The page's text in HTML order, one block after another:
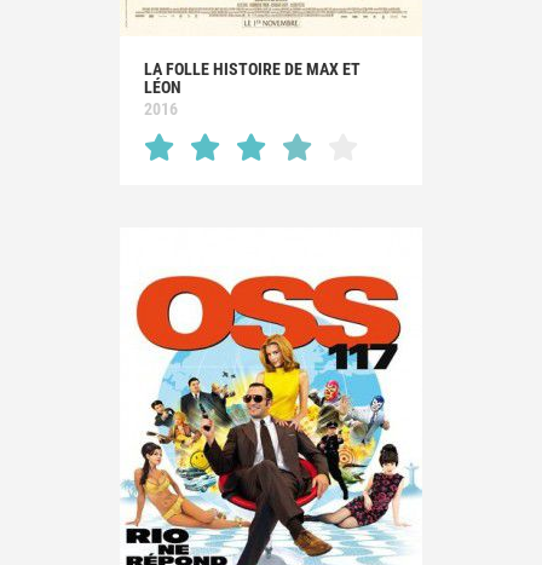
LA FOLLE HISTOIRE DE MAX ET
LÉON
2016